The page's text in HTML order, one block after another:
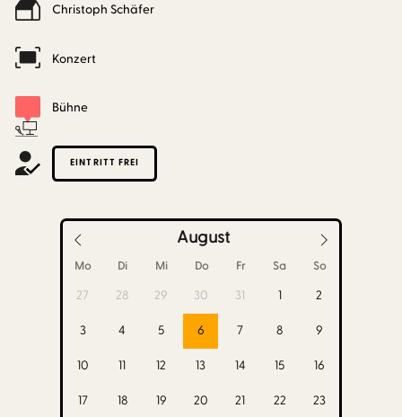
Christoph Schäfer
Konzert
Bühne
EINTRITT FREI
August
Mo Di Mi Do Fr Sa So
27 28 29 30 31 1 2
3 4 5 6 7 8 9
10 11 12 13 14 15 16
17 18 19 20 21 22 23